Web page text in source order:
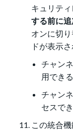
キュリテ
する前に
オンに切
ドが表示
チャン
用できる
チャン
セスで
この統合